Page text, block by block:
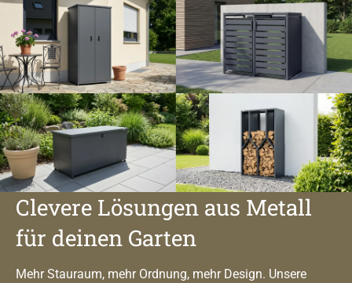
Clevere Lösungen aus Metall
für deinen Garten
Mehr Stauraum, mehr Ordnung, mehr Design. Unsere